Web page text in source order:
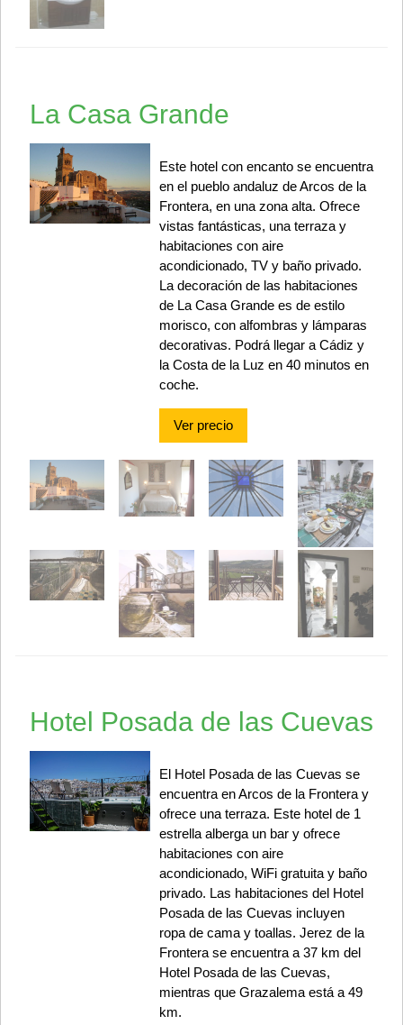
La Casa Grande
Este hotel con encanto se encuentra
en el pueblo andaluz de Arcos de la
Frontera, en una zona alta. Ofrece
vistas fantásticas, una terraza y
habitaciones con aire
acondicionado, TV y baño privado.
La decoración de las habitaciones
de La Casa Grande es de estilo
morisco, con alfombras y lámparas
decorativas. Podrá llegar a Cádiz y
la Costa de la Luz en 40 minutos en
coche.
Ver precio
Hotel Posada de las Cuevas
El Hotel Posada de las Cuevas se
encuentra en Arcos de la Frontera y
ofrece una terraza. Este hotel de 1
estrella alberga un bar y ofrece
habitaciones con aire
acondicionado, WiFi gratuita y baño
privado. Las habitaciones del Hotel
Posada de las Cuevas incluyen
ropa de cama y toallas. Jerez de la
Frontera se encuentra a 37 km del
Hotel Posada de las Cuevas,
mientras que Grazalema está a 49
km.